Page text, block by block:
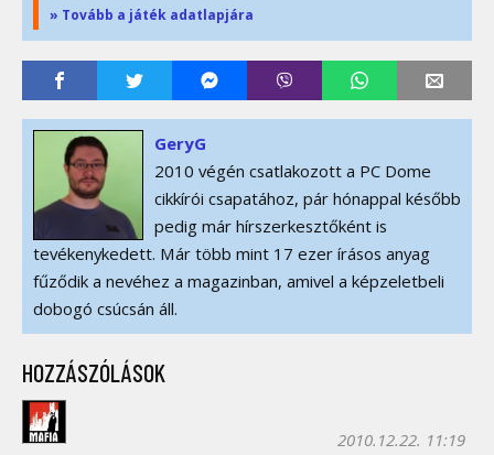
» Tovább a játék adatlapjára
GeryG
2010 végén csatlakozott a PC Dome
cikkírói csapatához, pár hónappal később
pedig már hírszerkesztőként is
tevékenykedett. Már több mint 17 ezer írásos anyag
fűződik a nevéhez a magazinban, amivel a képzeletbeli
dobogó csúcsán áll.
HOZZÁSZÓLÁSOK
2010.12.22. 11:19